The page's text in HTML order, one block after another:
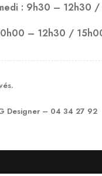
: 9h30 – 12h30
– 12h30 /
Designer – 04 34 27 92